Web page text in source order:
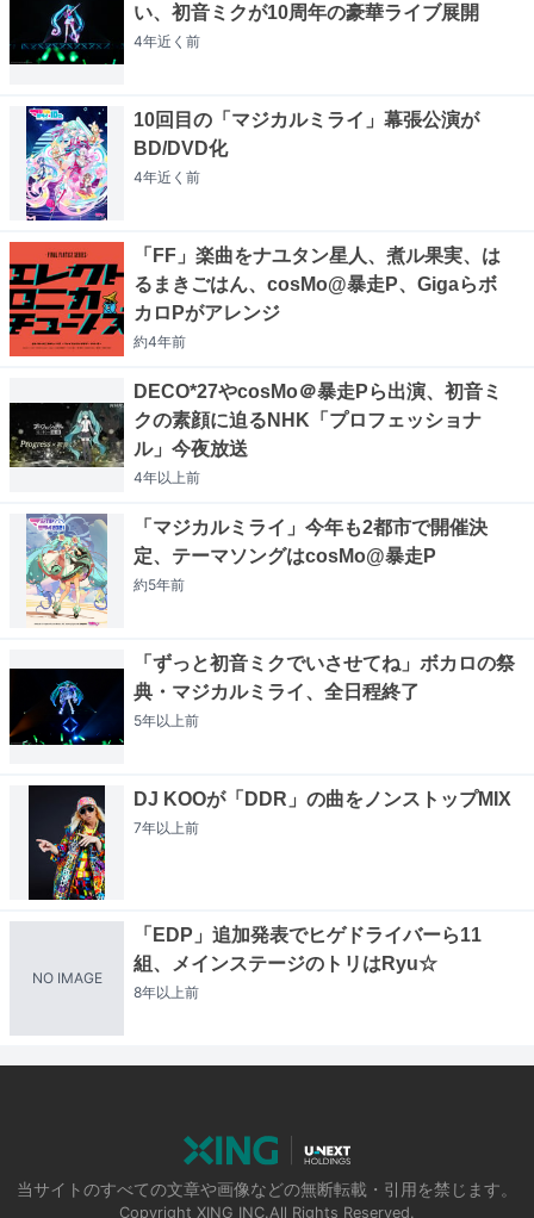
い、初音ミクが10周年の豪華ライブ展開
4年近く 前
10回目の「マジカルミライ」幕張公演が
BD/DVD化
4年近く 前
「FF」楽曲をナユタン星人、煮ル果実、は
るまきごはん、cosMo@暴走P、Gigaらボ
カロPがアレンジ
約4年前
DECO*27やcosMo＠暴走Pら出演、初音ミ
クの素顔に迫るNHK「プロフェッショナ
ル」今夜放送
4年以上前
「マジカルミライ」今年も2都市で開催決
定、テーマソングはcosMo@暴走P
約5年前
「ずっと初音ミクでいさせてね」ボカロの祭
典・マジカルミライ、全日程終了
5年以上前
DJ KOOが「DDR」の曲をノンストップMIX
7年以上前
NO IMAGE
「EDP」追加発表でヒゲドライバーら11
組、メインステージのトリはRyu☆
8年以上前
当サイトのすべての文章や画像などの無断転載・引用を禁じます。
Copyright XING INC.All Rights Reserved.